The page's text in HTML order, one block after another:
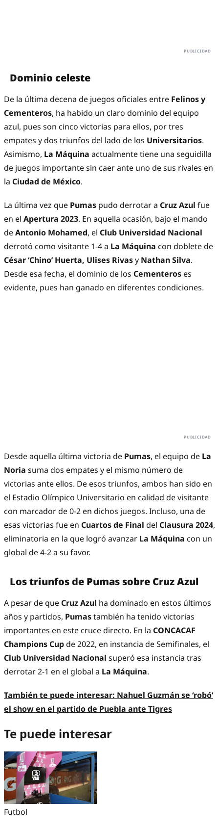
Dominio celeste
De la última decena de juegos oficiales entre Felinos y
Cementeros, ha habido un claro dominio del equipo
azul, pues son cinco victorias para ellos, por tres
empates y dos triunfos del lado de los Universitarios.
Asimismo, La Máquina actualmente tiene una seguidilla
de juegos importante sin caer ante uno de sus rivales en
la Ciudad de México.
La última vez que Pumas pudo derrotar a Cruz Azul fue
en el Apertura 2023. En aquella ocasión, bajo el mando
deAntonio Mohamed, el Club Universidad Nacional
derrotó como visitante 1-4 a La Máquina con doblete de
César ‘Chino’ Huerta, Ulises Rivasy Nathan Silva.
Desde esa fecha, el dominio de los Cementeros es
evidente, pues han ganado en diferentes condiciones.
Desde aquella última victoria de Pumas, el equipo de La
Noria suma dos empates y el mismo número de
victorias ante ellos. De esos triunfos, ambos han sido en
el Estadio Olímpico Universitario en calidad de visitante
con marcador de 0-2 en dichos juegos. Incluso, una de
esas victorias fue en Cuartos de Final del Clausura 2024,
eliminatoria en la que logró avanzar La Máquina con un
global de 4-2 a su favor.
Los triunfos de Pumas sobre Cruz Azul
A pesar de que Cruz Azul ha dominado en estos últimos
años y partidos, Pumastambién ha tenido victorias
importantes en este cruce directo. En la CONCACAF
Champions Cupde 2022, en instancia de Semifinales, el
Club Universidad Nacional superó esa instancia tras
derrotar 2-1 en el global a La Máquina.
También te puede interesar: Nahuel Guzmán se ‘robó’
el show en el partido de Puebla ante Tigres
Te puede interesar
Futbol